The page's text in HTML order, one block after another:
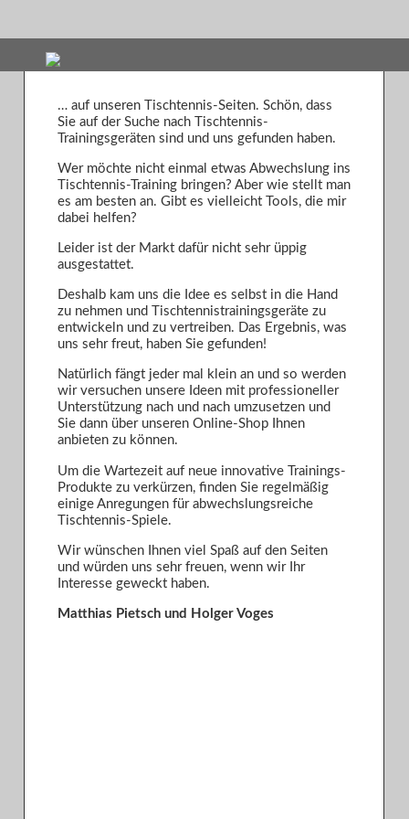
… auf unseren Tischtennis-Seiten. Schön, dass
Sie auf der Suche nach Tischtennis-
Trainingsgeräten sind und uns gefunden haben.
Wer möchte nicht einmal etwas Abwechslung ins
Tischtennis-Training bringen? Aber wie stellt man
es am besten an. Gibt es vielleicht Tools, die mir
dabei helfen?
Leider ist der Markt dafür nicht sehr üppig
ausgestattet.
Deshalb kam uns die Idee es selbst in die Hand
zu nehmen und Tischtennistrainingsgeräte zu
entwickeln und zu vertreiben. Das Ergebnis, was
uns sehr freut, haben Sie gefunden!
Natürlich fängt jeder mal klein an und so werden
wir versuchen unsere Ideen mit professioneller
Unterstützung nach und nach umzusetzen und
Sie dann über unseren Online-Shop Ihnen
anbieten zu können.
Um die Wartezeit auf neue innovative Trainings-
Produkte zu verkürzen, finden Sie regelmäßig
einige Anregungen für abwechslungsreiche
Tischtennis-Spiele.
Wir wünschen Ihnen viel Spaß auf den Seiten
und würden uns sehr freuen, wenn wir Ihr
Interesse geweckt haben.
Matthias Pietsch und Holger Voges